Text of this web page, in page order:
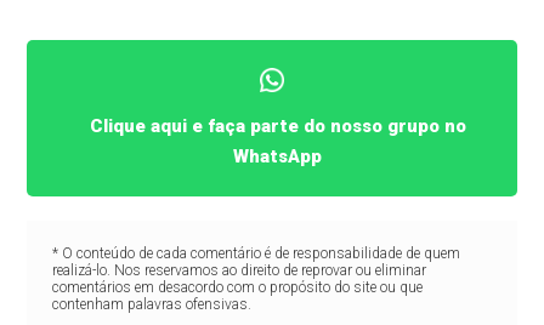
Clique aqui e faça parte do nosso grupo no
WhatsApp
* O conteúdo de cada comentário é de responsabilidade de quem
realizá-lo. Nos reservamos ao direito de reprovar ou eliminar
comentários em desacordo com o propósito do site ou que
contenham palavras ofensivas.